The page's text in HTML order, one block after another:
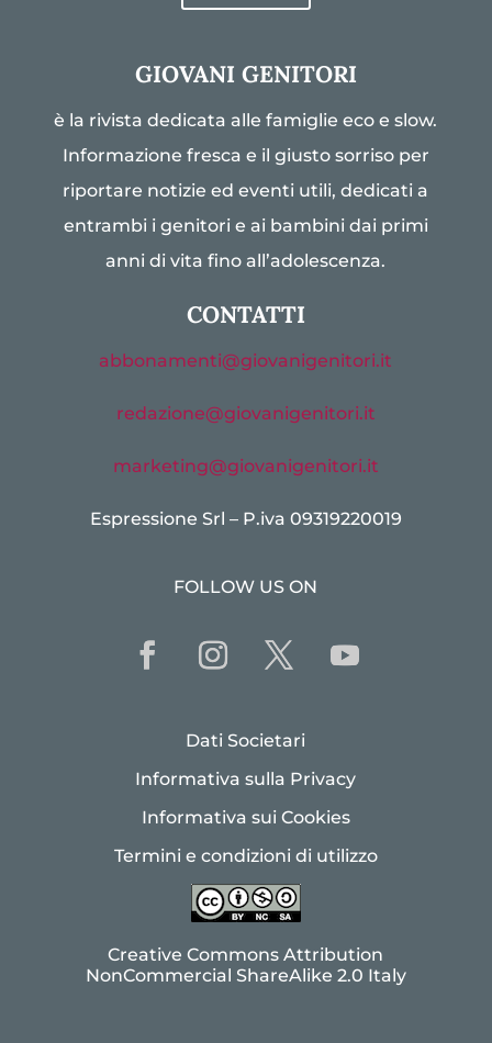
GIOVANI GENITORI
è la rivista dedicata alle famiglie eco e slow.
Informazione fresca e il giusto sorriso per
riportare notizie ed eventi utili, dedicati a
entrambi i genitori e ai bambini dai primi
anni di vita fino all’adolescenza.
CONTATTI
abbonamenti@giovanigenitori.it
redazione@giovanigenitori.it
marketing@giovanigenitori.it
Espressione Srl – P.iva 09319220019
FOLLOW US ON
Dati Societari
Informativa sulla Privacy
Informativa sui Cookies
Termini e condizioni di utilizzo
Creative Commons Attribution
NonCommercial ShareAlike 2.0 Italy